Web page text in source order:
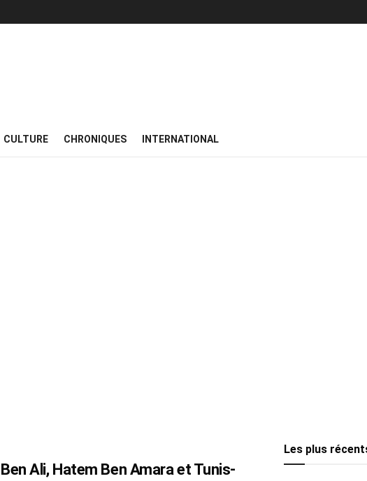
CULTURE CHRONIQUES INTERNATIONAL
Ben Ali, Hatem Ben Amara et Tunis-
Les plus